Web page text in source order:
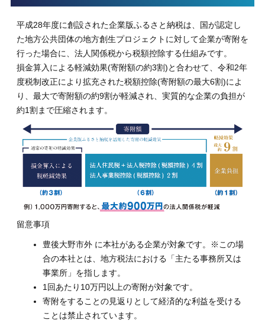
平成28年度に創設された企業版ふるさと納税は、国が認定し
た地方公共団体の地方創生プロジェクトに対して企業が寄附を
行った場合に、法人関係税から税額控除する仕組みです。
損金算入による軽減効果(寄附額の約3割)と合わせて、令和2年
度税制改正により拡充された税額控除(寄附額の最大6割)によ
り、最大で寄附額の約9割が軽減され、実質的な企業の負担が
約1割まで圧縮されます。
留意事項
豊後大野市外 に本社がある企業が対象です。※この場
合の本社とは、地方税法における「主たる事務所又は
事業所」を指します。
1回あたり10万円以上の寄附が対象です。
寄附をすることの見返りとして経済的な利益を受ける
ことは禁止されています。